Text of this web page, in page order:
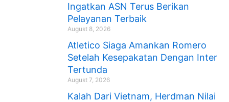
Ingatkan ASN Terus Berikan
Pelayanan Terbaik
August 8, 2026
Atletico Siaga Amankan Romero
Setelah Kesepakatan Dengan Inter
Tertunda
August 7, 2026
Kalah Dari Vietnam, Herdman Nilai